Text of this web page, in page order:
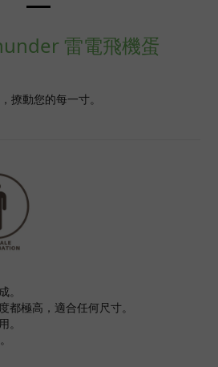
雷電飛機蛋
撩動您的每一寸。
。
都極高，適合任何尺寸。
。